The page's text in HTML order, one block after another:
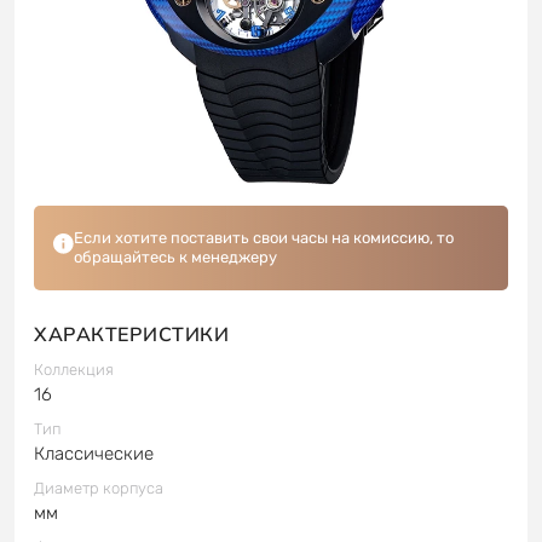
Если хотите поставить свои часы на комиссию, то
обращайтесь к менеджеру
ХАРАКТЕРИСТИКИ
Коллекция
16
Тип
Классические
Диаметр корпуса
мм